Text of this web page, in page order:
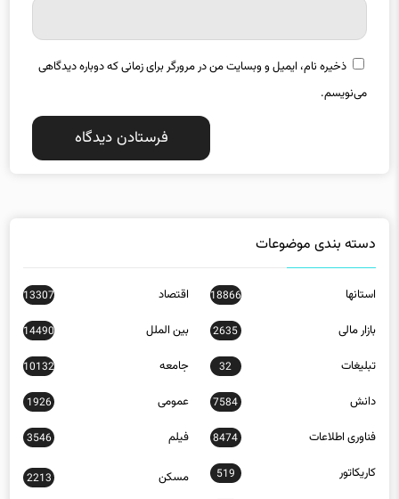
ذخیره نام، ایمیل و وبسایت من در مرورگر برای زمانی که دوباره دیدگاهی
می‌نویسم.
دسته بندی موضوعات
استانها 18866 اقتصاد 13307
بازار مالی 2635 بین الملل 14490
تبلیغات 32 جامعه 10132
دانش 7584 عمومی 1926
فناوری اطلاعات 8474 فیلم 3546
کاریکاتور 519 مسکن 2213